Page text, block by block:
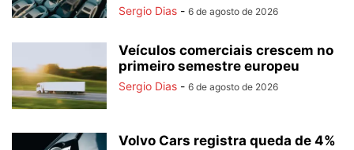
Sergio Dias - 6 de agosto de 2026
Veículos comerciais crescem no
primeiro semestre europeu
Sergio Dias - 6 de agosto de 2026
Volvo Cars registra queda de 4%